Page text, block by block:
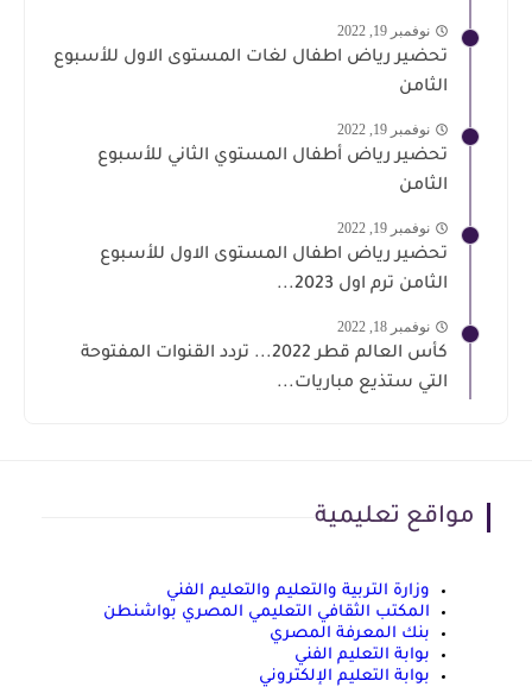
نوفمبر 19, 2022
تحضير رياض اطفال لغات المستوى الاول للأسبوع
الثامن
نوفمبر 19, 2022
تحضير رياض أطفال المستوي الثاني للأسبوع
الثامن
نوفمبر 19, 2022
تحضير رياض اطفال المستوى الاول للأسبوع
الثامن ترم اول 2023...
نوفمبر 18, 2022
كأس العالم قطر 2022... تردد القنوات المفتوحة
التي ستذيع مباريات...
مواقع تعليمية
وزارة التربية والتعليم والتعليم الفني
المكتب الثقافي التعليمي المصري بواشنطن
بنك المعرفة المصري
بوابة التعليم الفني
بوابة التعليم الإلكتروني